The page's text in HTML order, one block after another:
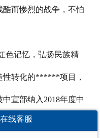
而惨烈的战争，不怕
色记忆，弘扬民族精
转化的******项目，
宣部纳入 2018年度中
而此番影片选择定档
在线客服